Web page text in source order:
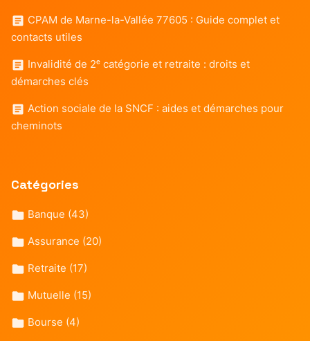
CPAM de Marne-la-Vallée 77605 : Guide complet et
contacts utiles
Invalidité de 2ᵉ catégorie et retraite : droits et
démarches clés
Action sociale de la SNCF : aides et démarches pour
cheminots
Catégories
Banque (43)
Assurance (20)
Retraite (17)
Mutuelle (15)
Bourse (4)